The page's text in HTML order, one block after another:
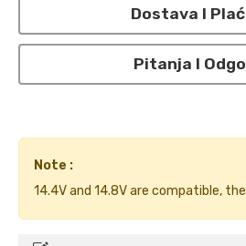
Dostava I
Pitanja I
Note :
14.4V and 14.8V are compatible,